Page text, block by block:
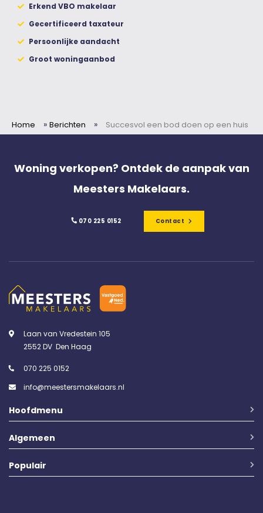
Erkend VBO makelaar
Gecertificeerd taxateur
Persoonlijke aandacht
Groot woningaanbod
Home » Berichten » Succesvol een bod doen op een huis
Woning verkopen? Ontdek de aanpak van
Meesters Makelaars.
070 225 0152 Contact
Laan van Vredestein 105
2552 DV Den Haag
070 225 0152
info@meestersmakelaars.nl
Hoofdmenu
Algemeen
Populair